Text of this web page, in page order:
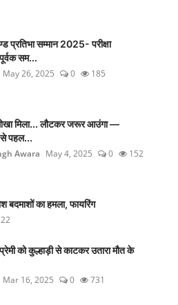
प्रतिभा सम्मान 2025- परीक्षा
सम...
May 26, 2025 0 185
मिला... लौटकर जरूर आउंगा —
पहल...
Awara May 4, 2025 0 152
बदमाशों का हमला, फायरिंग
को कुल्हाड़ी से काटकर उतारा मौत के
Mar 16, 2025 0 731